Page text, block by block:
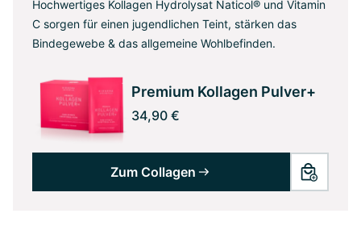
Hochwertiges Kollagen Hydrolysat Naticol® und Vitamin
C sorgen für einen jugendlichen Teint, stärken das
Bindegewebe & das allgemeine Wohlbefinden.
Premium Kollagen Pulver+
34,90 €
Zum Collagen